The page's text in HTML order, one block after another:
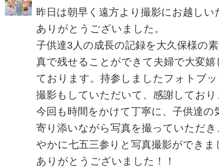
昨日は朝早く遠方より撮影にお越しい
ありがとうございました。
子供達3人の成長の記録を大久保様の
真で残せることができて夫婦で大変嬉
ております。持参しましたフォトブ
撮影もしていただいて、感謝してお
今回も時間をかけて丁寧に、子供達の
寄り添いながら写真を撮っていただき
やかに七五三参りと写真撮影ができま
ありがとうございました！！